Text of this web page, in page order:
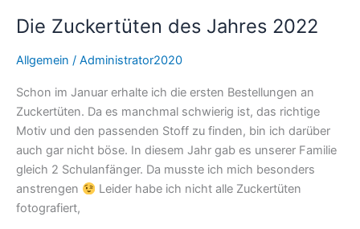
Die Zuckertüten des Jahres 2022
Allgemein / Administrator2020
Schon im Januar erhalte ich die ersten Bestellungen an
Zuckertüten. Da es manchmal schwierig ist, das richtige
Motiv und den passenden Stoff zu finden, bin ich darüber
auch gar nicht böse. In diesem Jahr gab es unserer Familie
gleich 2 Schulanfänger. Da musste ich mich besonders
anstrengen
Leider habe ich nicht alle Zuckertüten
fotografiert,